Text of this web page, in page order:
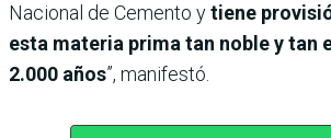
Nacional de Cemento ytiene
esta materia prima tan noble y tan
2.000 años”, manifestó.